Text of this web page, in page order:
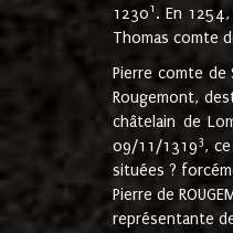
12301 . En 1254,
Thomas comte
Pierre comte de
Rougemont,
châtelain de
09/11/13193,
situées ?
Pierre de
représentante